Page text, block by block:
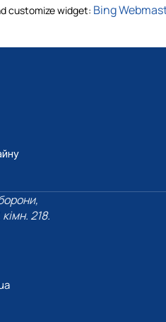
customize widget: Bing
218.